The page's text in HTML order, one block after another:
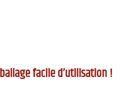
facile d’utilisation !